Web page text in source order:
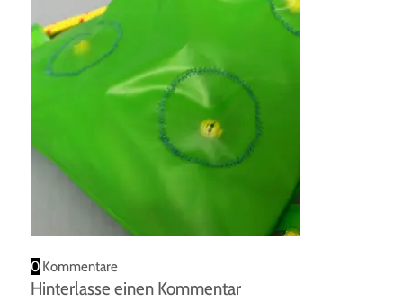
0 Kommentare
Hinterlasse einen Kommentar